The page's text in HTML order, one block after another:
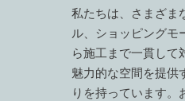
私たちは、さまざま
ル、ショッピングモ
ら施工まで一貫して
魅力的な空間を提供
りを持っています